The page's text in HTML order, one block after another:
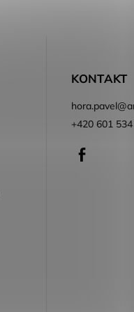
KONTAKT
hora.pavel@
+420 601